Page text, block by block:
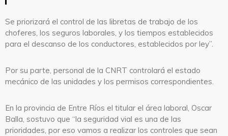
Se priorizará el control de las libretas de trabajo de los
choferes, los seguros laborales, y los tiempos establecidos
para el descanso de los conductores, establecidos por ley”.
Por su parte, personal de la CNRT controlará el estado
mecánico de las unidades y los permisos correspondientes.
En la provincia de Entre Ríos el titular el área laboral, Oscar
Balla, sostuvo que “la seguridad vial es una de las
prioridades, por eso vamos a realizar los controles que sean